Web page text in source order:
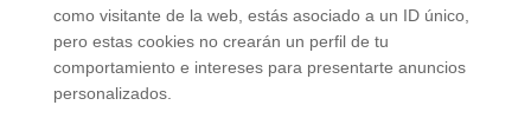
como visitante de la web, estás asociado a un ID único,
pero estas cookies no crearán un perfil de tu
comportamiento e intereses para presentarte anuncios
personalizados.